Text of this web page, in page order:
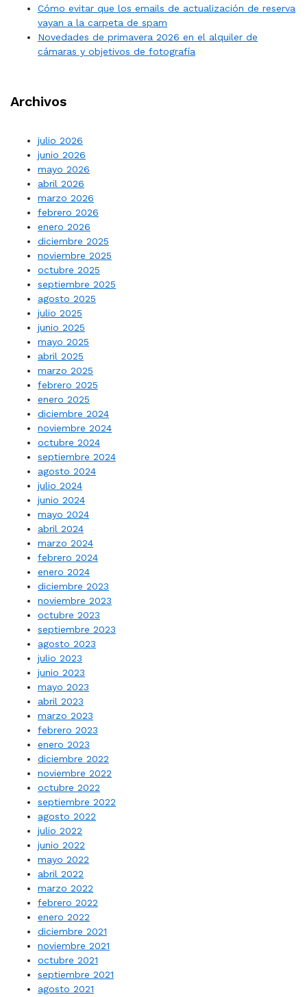
Cómo evitar que los emails de actualización de reserva
vayan a la carpeta de spam
Novedades de primavera 2026 en el alquiler de
cámaras y objetivos de fotografía
Archivos
julio 2026
junio 2026
mayo 2026
abril 2026
marzo 2026
febrero 2026
enero 2026
diciembre 2025
noviembre 2025
octubre 2025
septiembre 2025
agosto 2025
julio 2025
junio 2025
mayo 2025
abril 2025
marzo 2025
febrero 2025
enero 2025
diciembre 2024
noviembre 2024
octubre 2024
septiembre 2024
agosto 2024
julio 2024
junio 2024
mayo 2024
abril 2024
marzo 2024
febrero 2024
enero 2024
diciembre 2023
noviembre 2023
octubre 2023
septiembre 2023
agosto 2023
julio 2023
junio 2023
mayo 2023
abril 2023
marzo 2023
febrero 2023
enero 2023
diciembre 2022
noviembre 2022
octubre 2022
septiembre 2022
agosto 2022
julio 2022
junio 2022
mayo 2022
abril 2022
marzo 2022
febrero 2022
enero 2022
diciembre 2021
noviembre 2021
octubre 2021
septiembre 2021
agosto 2021